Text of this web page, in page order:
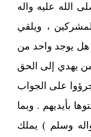
الله عليه واله
، ويلقي
هل يوجد واحد من
من يهدي إلى الحق
على الجواب
بأيديهم . وبما
وسلم ) يملك